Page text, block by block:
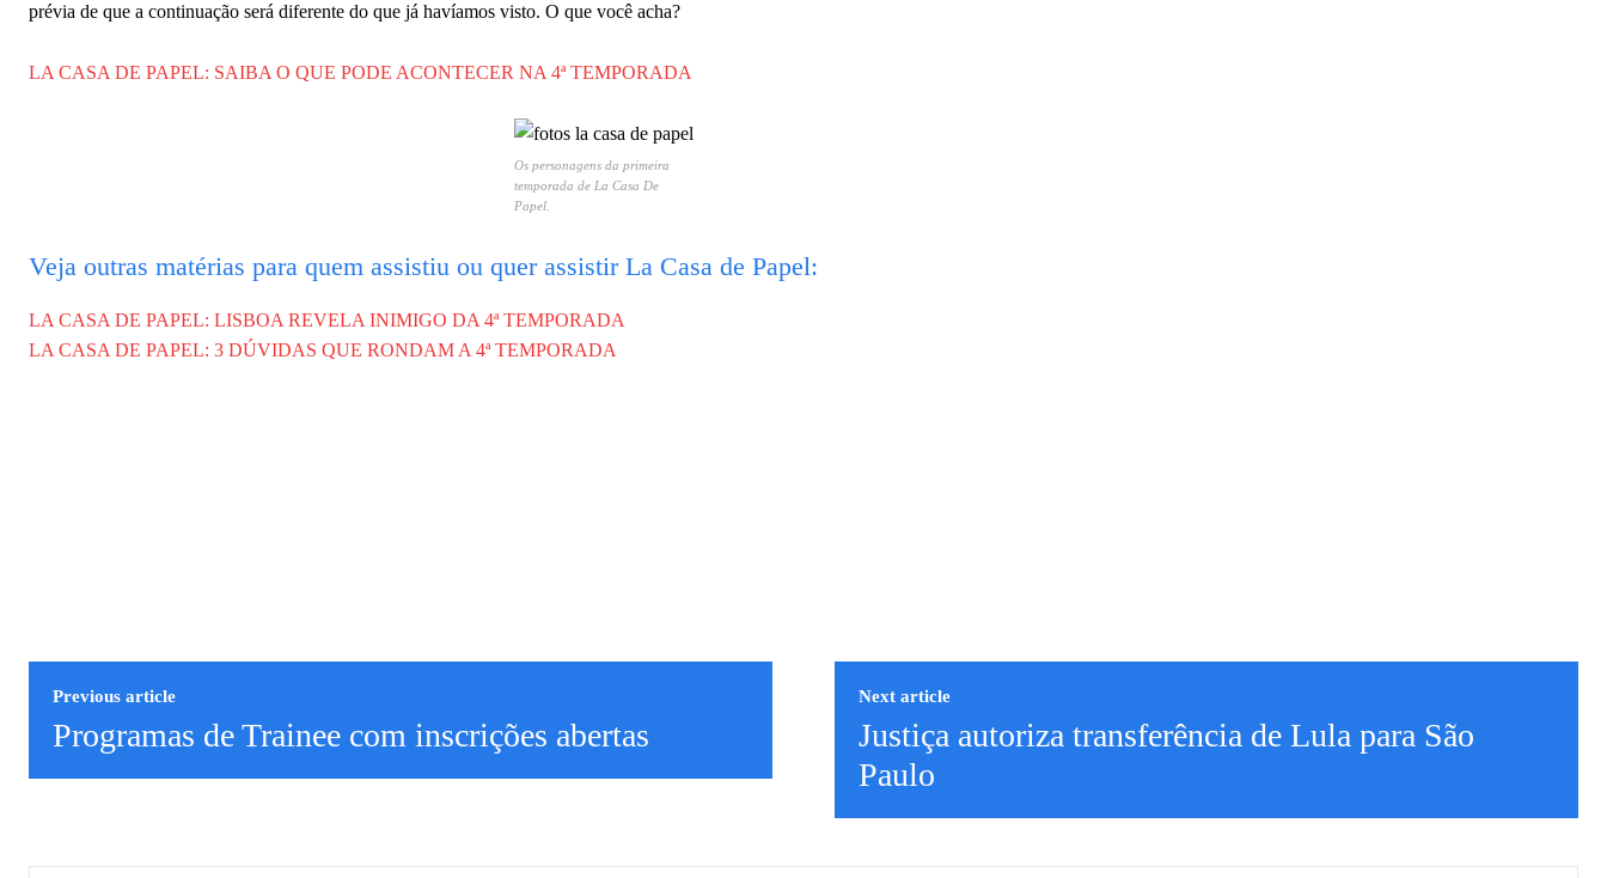
prévia de que a continuação será diferente do que já havíamos visto. O que você acha?
LA CASA DE PAPEL: SAIBA O QUE PODE ACONTECER NA 4ª TEMPORADA
Os personagens da primeira
temporada de La Casa De
Papel.
Veja outras matérias para quem assistiu ou quer assistir La Casa de Papel:
LA CASA DE PAPEL: LISBOA REVELA INIMIGO DA 4ª TEMPORADA
LA CASA DE PAPEL: 3 DÚVIDAS QUE RONDAM A 4ª TEMPORADA
Previous article
Programas de Trainee com inscrições abertas
Next article
Justiça autoriza transferência de Lula para São
Paulo